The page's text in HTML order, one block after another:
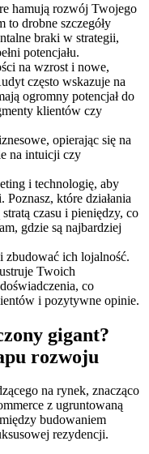
hamują rozwój Twojego
to drobne szczegóły
braki w strategii,
potencjału.
na wzrost i nowe,
często wskazuje na
ogromny potencjał do
klientów czy
opierając się na
na intuicji czy
i technologię, aby
które działania
czasu i pieniędzy, co
gdzie są najbardziej
ich lojalność.
Twoich
co
i pozytywne opinie.
gigant?
rozwoju
na rynek, znacząco
z ugruntowaną
budowaniem
rezydencji.